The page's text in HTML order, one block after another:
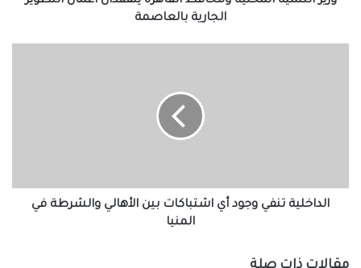
الجارية بالعاصمة
في
الداخلية تنفي وجود أي اشتباكات بين الأهالي والشرطة في
المنيا